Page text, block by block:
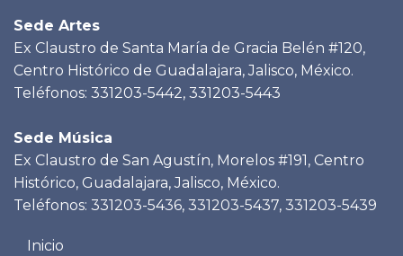
Sede Artes
Ex Claustro de Santa María de Gracia Belén #120,
Centro Histórico de Guadalajara, Jalisco, México.
Teléfonos: 331203-5442, 331203-5443
Sede Música
Ex Claustro de San Agustín, Morelos #191, Centro
Histórico, Guadalajara, Jalisco, México.
Teléfonos: 331203-5436, 331203-5437, 331203-5439
Menu
Inicio